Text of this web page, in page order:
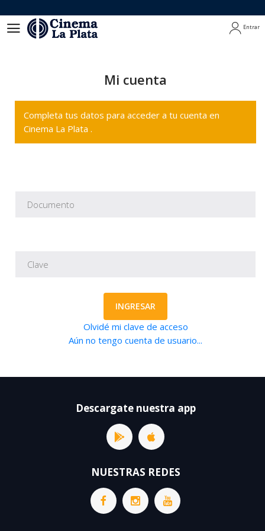
Entrar
Mi cuenta
Completa tus datos para acceder a tu cuenta en
Cinema La Plata .
INGRESAR
Olvidé mi clave de acceso
Aún no tengo cuenta de usuario...
Descargate nuestra app
NUESTRAS REDES